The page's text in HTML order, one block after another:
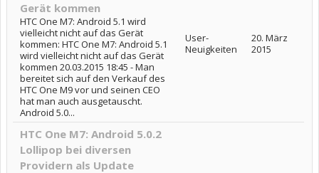
Gerät kommen
HTC One M7: Android 5.1 wird
vielleicht nicht auf das Gerät
kommen: HTC One M7: Android 5.1
wird vielleicht nicht auf das Gerät
kommen 20.03.2015 18:45 - Man
bereitet sich auf den Verkauf des
HTC One M9 vor und seinen CEO
hat man auch ausgetauscht.
Android 5.0...
User-
Neuigkeiten
20. März
2015
HTC One M7: Android 5.0.2
Lollipop bei diversen
Providern als Update